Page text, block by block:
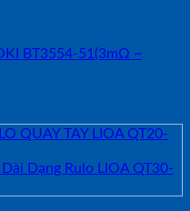
BT3554-51(3mΩ ~